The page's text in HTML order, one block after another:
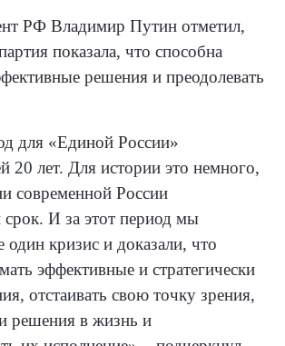
РФ Владимир Путин отметил,
показала, что способна
решения и преодолевать
для «Единой России»
20 лет. Для истории это немного,
современной России
срок. И за этот период мы
один кризис и доказали, что
эффективные и стратегически
отстаивать свою точку зрения,
решения в жизнь и